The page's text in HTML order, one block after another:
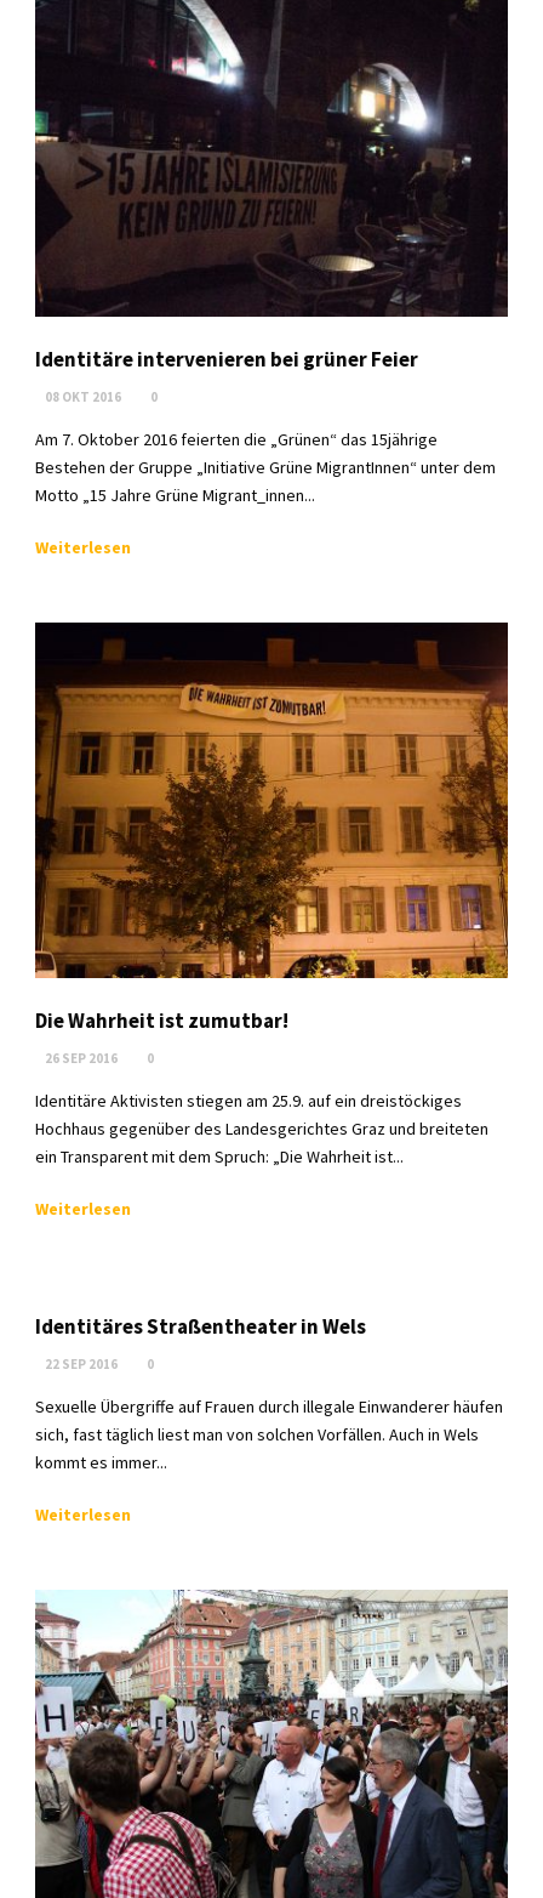
Identitäre intervenieren bei grüner Feier
08 OKT 2016 0
Am 7. Oktober 2016 feierten die „Grünen“ das 15jährige
Bestehen der Gruppe „Initiative Grüne MigrantInnen“ unter dem
Motto „15 Jahre Grüne Migrant_innen...
Weiterlesen
Die Wahrheit ist zumutbar!
26 SEP 2016 0
Identitäre Aktivisten stiegen am 25.9. auf ein dreistöckiges
Hochhaus gegenüber des Landesgerichtes Graz und breiteten
ein Transparent mit dem Spruch: „Die Wahrheit ist...
Weiterlesen
Identitäres Straßentheater in Wels
22 SEP 2016 0
Sexuelle Übergriffe auf Frauen durch illegale Einwanderer häufen
sich, fast täglich liest man von solchen Vorfällen. Auch in Wels
kommt es immer...
Weiterlesen